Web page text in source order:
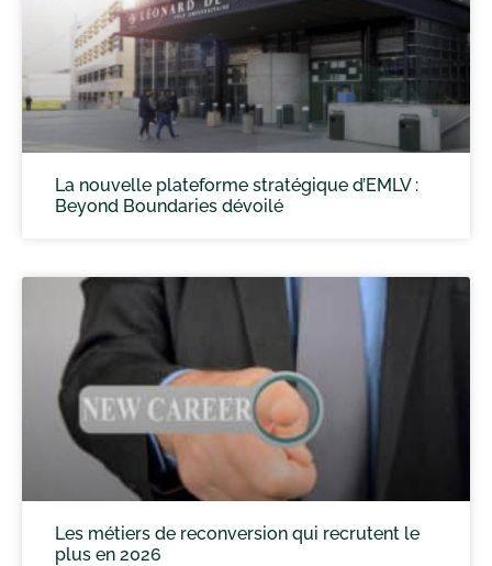
La nouvelle plateforme stratégique d’EMLV :
Beyond Boundaries dévoilé
Les métiers de reconversion qui recrutent le
plus en 2026